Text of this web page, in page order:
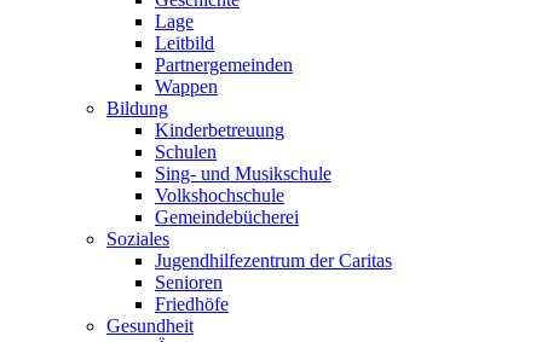
Lage
Leitbild
Partnergemeinden
Wappen
Bildung
Kinderbetreuung
Schulen
Sing- und Musikschule
Volkshochschule
Gemeindebücherei
Soziales
Jugendhilfezentrum der Caritas
Senioren
Friedhöfe
Gesundheit